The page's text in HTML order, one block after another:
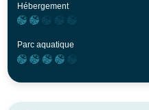
Hébergement
Parc aquatique